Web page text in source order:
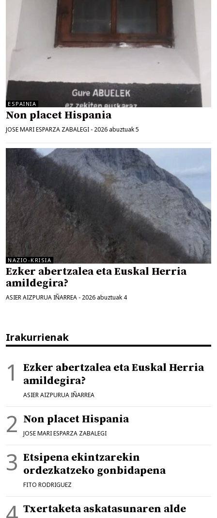
ESPAINIA
Non placet Hispania
JOSE MARI ESPARZA ZABALEGI - 2026 abuztuak 5
NAZIO-KRISIA
Ezker abertzalea eta Euskal Herria
amildegira?
ASIER AIZPURUA IÑARREA - 2026 abuztuak 4
Irakurrienak
Ezker abertzalea eta Euskal Herria
amildegira?
ASIER AIZPURUA IÑARREA
Non placet Hispania
JOSE MARI ESPARZA ZABALEGI
Etsipena ekintzarekin
ordezkatzeko gonbidapena
FITO RODRIGUEZ
Txertaketa askatasunaren alde